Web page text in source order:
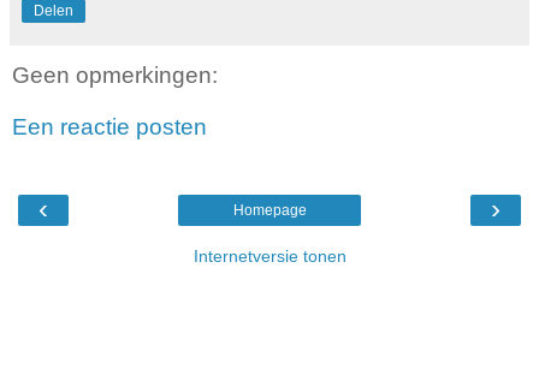
Delen
Geen opmerkingen:
Een reactie posten
‹ ›
Homepage
Internetversie tonen